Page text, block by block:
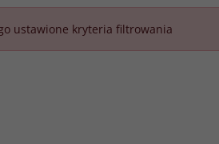
ustawione kryteria filtrowania